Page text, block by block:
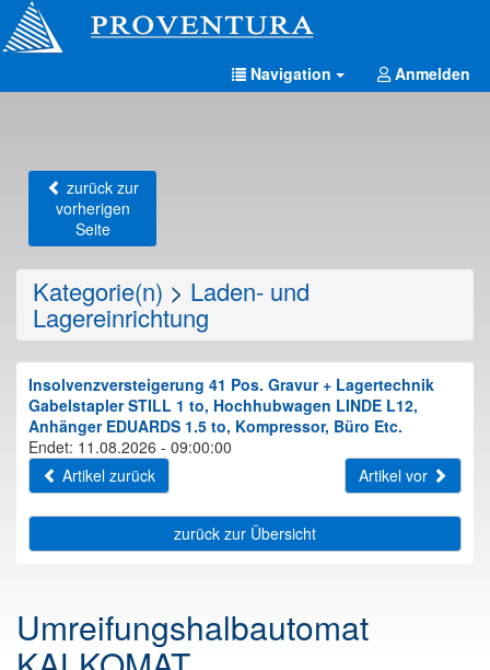
Navigation Anmelden
zurück zur
vorherigen
Seite
Kategorie(n) > Laden- und
Lagereinrichtung
Insolvenzversteigerung 41 Pos. Gravur + Lagertechnik
Gabelstapler STILL 1 to, Hochhubwagen LINDE L12,
Anhänger EDUARDS 1.5 to, Kompressor, Büro Etc.
Endet: 11.08.2026 - 09:00:00
Artikel zurück
Artikel vor
zurück zur Übersicht
Umreifungshalbautomat